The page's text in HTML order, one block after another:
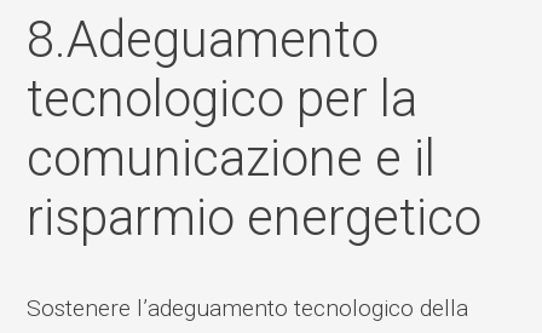
8.Adeguamento
tecnologico per la
comunicazione e il
risparmio energetico
Sostenere l’adeguamento tecnologico della